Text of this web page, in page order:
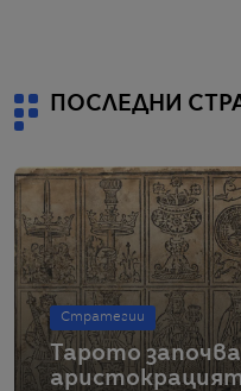
ПОСЛЕДНИ
Стратегии
Тарото